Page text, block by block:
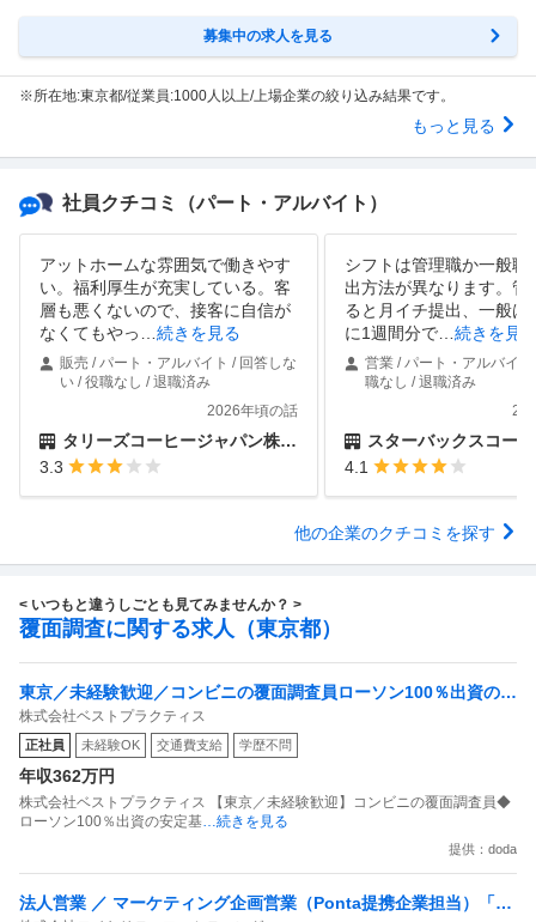
募集中の求人を見る
※所在地:東京都/従業員:1000人以上/上場企業の絞り込み結果です。
もっと見る
社員クチコミ （パート・アルバイト）
アットホームな雰囲気で働きやす
い。福利厚生が充実している。客
層も悪くないので、接客に自信が
なくてもやっ
続きを見る
販売 / パート・アルバイト / 回答しな
い / 役職なし / 退職済み
2026年頃の話
タリーズコーヒージャパン株式会社
3.3
シフトは管理職か一般職
出方法が異なります。管
ると月イチ提出、一般は
に1週間分で
続きを見
営業 / パート・アルバイ
職なし / 退職済み
スターバックスコーヒージャパ
4.1
他の企業のクチコミを探す
< いつもと違うしごとも見てみませんか？ >
覆面調査に関する求人（東京都）
東京／未経験歓迎／コンビニの覆面調査員ローソン100％出資の安
定基盤／月５日在宅／残業月10時間
株式会社ベストプラクティス
正社員 未経験OK 交通費支給 学歴不問
年収362万円
株式会社ベストプラクティス 【東京／未経験歓迎】コンビニの覆面調査員◆
ローソン100％出資の安定基 …続きを見る
提供：doda
法人営業 ／ マーケティング企画営業（Ponta提携企業担当）「国